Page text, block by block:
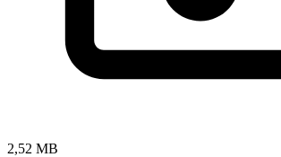
2,52 MB